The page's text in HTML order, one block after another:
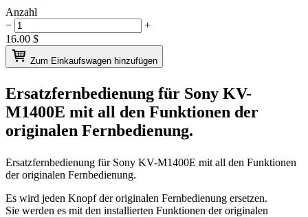
Anzahl
−
+
16.00 $
Zum Einkaufswagen hinzufügen
Ersatzfernbedienung für Sony KV-
M1400E mit all den Funktionen der
originalen Fernbedienung.
Ersatzfernbedienung fürSony KV-M1400E mit all den Funktionen
der originalen Fernbedienung.
Es wird jeden Knopf der originalen Fernbedienung ersetzen.
Sie werden es mit den installierten Funktionen der originalen